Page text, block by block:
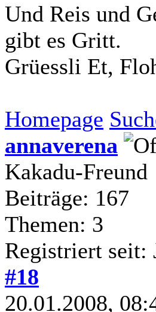
Und Reis und
gibt es Gritt.
Grüessli Et,
Homepage
annaverena
Kakadu-Freund
Beiträge: 167
Themen: 3
Registriert seit:
#18
20.01.2008,